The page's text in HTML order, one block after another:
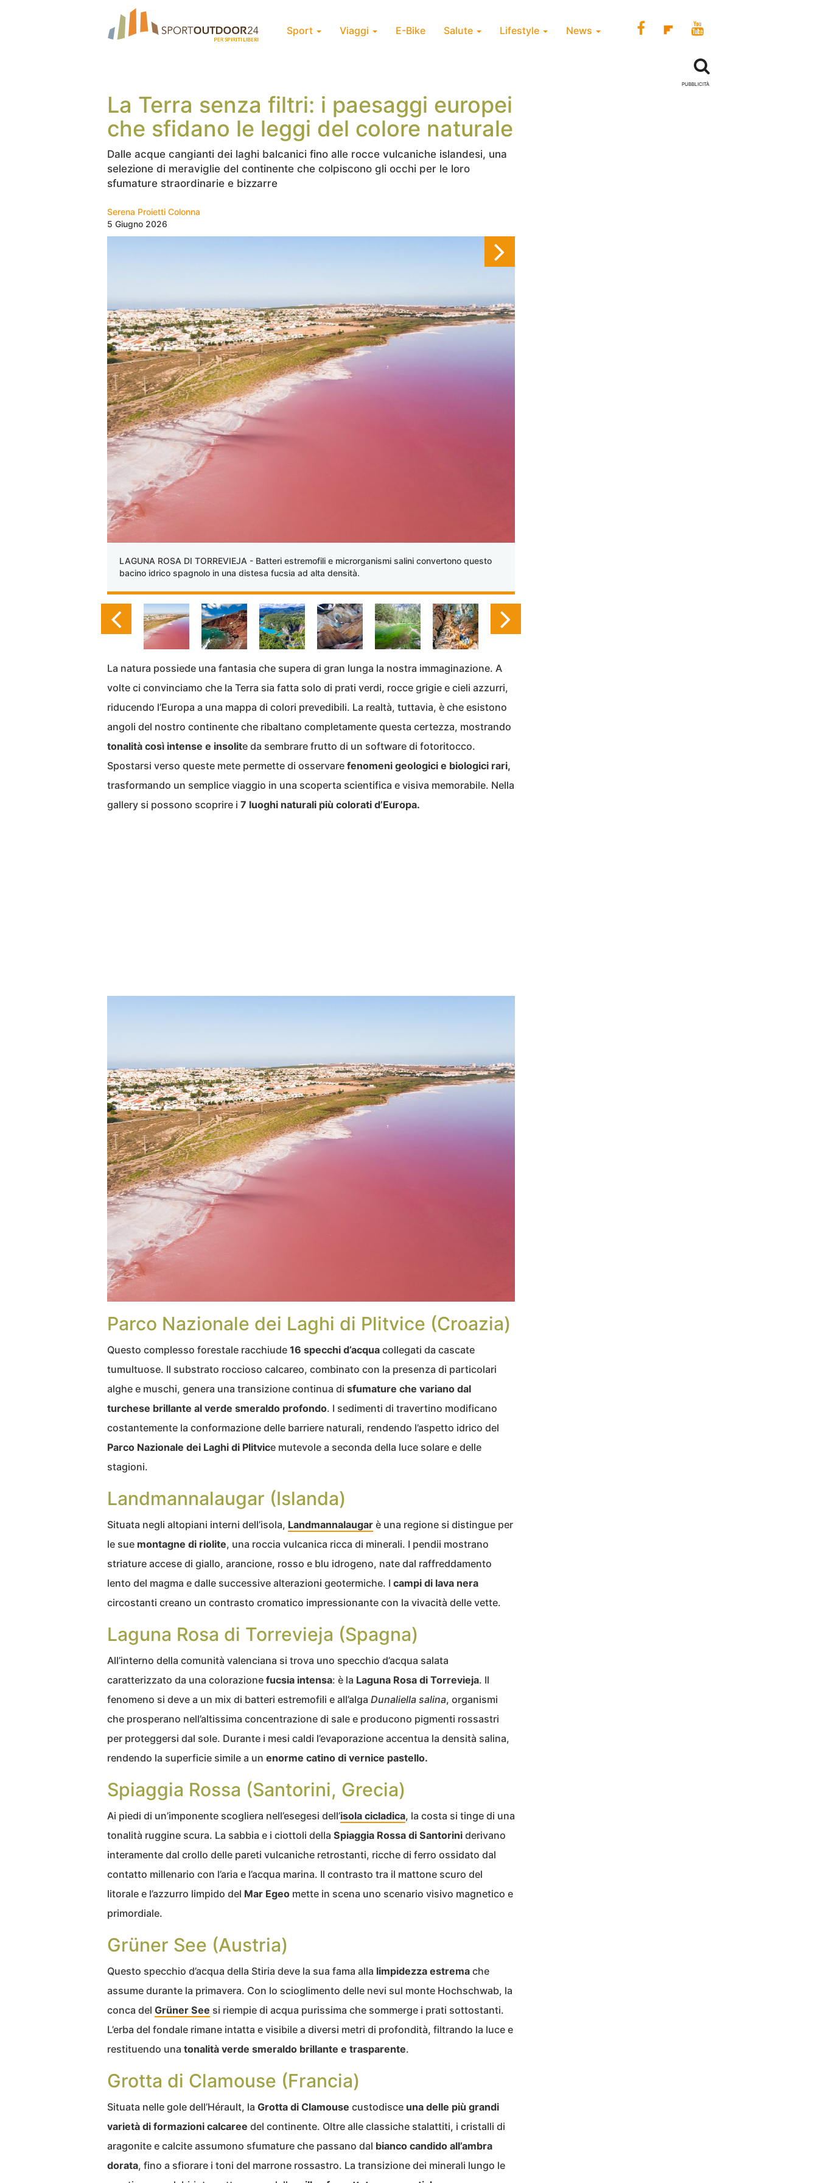
Sport Viaggi E-Bike Salute Lifestyle News
La Terra senza filtri: i paesaggi europei
che sfidano le leggi del colore naturale
Dalle acque cangianti dei laghi balcanici fino alle rocce vulcaniche islandesi, una
selezione di meraviglie del continente che colpiscono gli occhi per le loro
sfumature straordinarie e bizzarre
Serena Proietti Colonna
5 Giugno 2026
LAGUNA ROSA DI TORREVIEJA - Batteri estremofili e microrganismi salini convertono questo
bacino idrico spagnolo in una distesa fucsia ad alta densità.
La natura possiede una fantasia che supera di gran lunga la nostra immaginazione. A
volte ci convinciamo che la Terra sia fatta solo di prati verdi, rocce grigie e cieli azzurri,
riducendo l’Europa a una mappa di colori prevedibili. La realtà, tuttavia, è che esistono
angoli del nostro continente che ribaltano completamente questa certezza, mostrando
tonalità così intense e insolite da sembrare frutto di un software di fotoritocco.
Spostarsi verso queste mete permette di osservare fenomeni geologici e biologici rari,
trasformando un semplice viaggio in una scoperta scientifica e visiva memorabile. Nella
gallery si possono scoprire i 7 luoghi naturali più colorati d’Europa.
Parco Nazionale dei Laghi di Plitvice (Croazia)
Questo complesso forestale racchiude 16 specchi d’acqua collegati da cascate
tumultuose. Il substrato roccioso calcareo, combinato con la presenza di particolari
alghe e muschi, genera una transizione continua di sfumature che variano dal
turchese brillante al verde smeraldo profondo. I sedimenti di travertino modificano
costantemente la conformazione delle barriere naturali, rendendo l’aspetto idrico del
Parco Nazionale dei Laghi di Plitvice mutevole a seconda della luce solare e delle
stagioni.
Landmannalaugar (Islanda)
Situata negli altopiani interni dell’isola, Landmannalaugar è una regione si distingue per
le sue montagne di riolite, una roccia vulcanica ricca di minerali. I pendii mostrano
striature accese di giallo, arancione, rosso e blu idrogeno, nate dal raffreddamento
lento del magma e dalle successive alterazioni geotermiche. I campi di lava nera
circostanti creano un contrasto cromatico impressionante con la vivacità delle vette.
Laguna Rosa di Torrevieja (Spagna)
All’interno della comunità valenciana si trova uno specchio d’acqua salata
caratterizzato da una colorazione fucsia intensa: è la Laguna Rosa di Torrevieja. Il
fenomeno si deve a un mix di batteri estremofili e all’alga Dunaliella salina, organismi
che prosperano nell’altissima concentrazione di sale e producono pigmenti rossastri
per proteggersi dal sole. Durante i mesi caldi l’evaporazione accentua la densità salina,
rendendo la superficie simile a un enorme catino di vernice pastello.
Spiaggia Rossa (Santorini, Grecia)
Ai piedi di un’imponente scogliera nell’esegesi dell’isola cicladica, la costa si tinge di una
tonalità ruggine scura. La sabbia e i ciottoli della Spiaggia Rossa di Santorini derivano
interamente dal crollo delle pareti vulcaniche retrostanti, ricche di ferro ossidato dal
contatto millenario con l’aria e l’acqua marina. Il contrasto tra il mattone scuro del
litorale e l’azzurro limpido del Mar Egeo mette in scena uno scenario visivo magnetico e
primordiale.
Grüner See (Austria)
Questo specchio d’acqua della Stiria deve la sua fama alla limpidezza estrema che
assume durante la primavera. Con lo scioglimento delle nevi sul monte Hochschwab, la
conca del Grüner See si riempie di acqua purissima che sommerge i prati sottostanti.
L’erba del fondale rimane intatta e visibile a diversi metri di profondità, filtrando la luce e
restituendo una tonalità verde smeraldo brillante e trasparente.
Grotta di Clamouse (Francia)
Situata nelle gole dell’Hérault, la Grotta di Clamouse custodisce una delle più grandi
varietà di formazioni calcaree del continente. Oltre alle classiche stalattiti, i cristalli di
aragonite e calcite assumono sfumature che passano dal bianco candido all’ambra
dorata, fino a sfiorare i toni del marrone rossastro. La transizione dei minerali lungo le
PUBBLICITÀ